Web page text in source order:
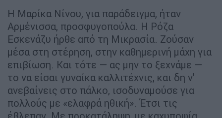
Η Μαρίκα Νίνου, για παράδειγμα, ήταν
Αρμένισσα, προσφυγοπούλα. Η Ρόζα
Εσκενάζυ ήρθε από τη Μικρασία. Ζούσαν
μέσα στη στέρηση, στην καθημερινή μάχη για
επιβίωση. Και τότε — ας μην το ξεχνάμε —
το να είσαι γυναίκα καλλιτέχνις, και δη ν'
ανεβαίνεις στο πάλκο, ισοδυναμούσε για
πολλούς με «ελαφρά ηθική». Έτσι τις